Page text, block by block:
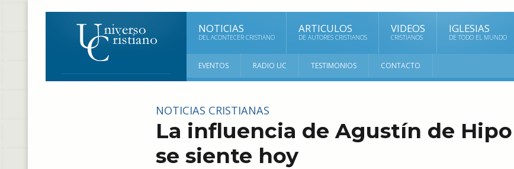
NOTICIAS
DEL ACONTECER CRISTIANO
ARTICULOS
DE AUTORES CRISTIANOS
VIDEOS
CRISTIANOS
IGLESIAS
DE TODO EL MUNDO
EVENTOS RADIO UC TESTIMONIOS CONTACTO
NOTICIAS CRISTIANAS
La influencia de Agustín de
se siente hoy